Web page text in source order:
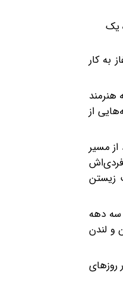
در سالن شماره یک
آغاز به کار
هنرمند
از
از مسیر
زیستن
سه دهه
و لندن
می‌شود. علاقه‌مندان می‌توانند از ۲۱ تا ۲۵ خرداد در روزهای